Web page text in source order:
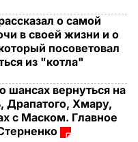
о самой
в своей жизни и о
посоветовал
из "котла"
шансах вернуться на
Драпатого, Хмару,
с Маском. Главное